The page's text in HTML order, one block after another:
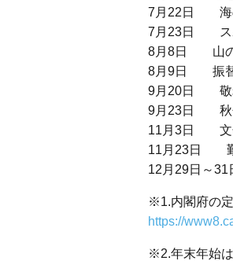
7月22日 海
7月23日 ス
8月8日 山
8月9日 振替
9月20日 敬
9月23日 秋
11月3日 文
11月23日 勤
12月29日～
※1.内閣府の
https://
※2.年末年始